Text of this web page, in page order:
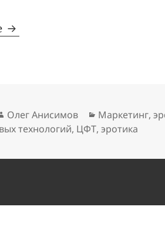
Календарь ЦФТ — 2017
Автор
Олег Анисимов Рубрики
Маркетинг,
технологий, ЦФТ,эротика